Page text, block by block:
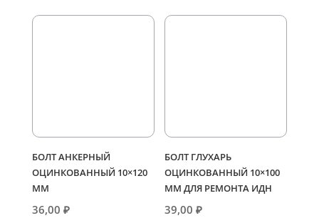
БОЛТ АНКЕРНЫЙ
ОЦИНКОВАННЫЙ 10×120
ММ
36,00 ₽
БОЛТ ГЛУХАРЬ
ОЦИНКОВАННЫЙ 10×100
ММ ДЛЯ РЕМОНТА ИДН
39,00₽